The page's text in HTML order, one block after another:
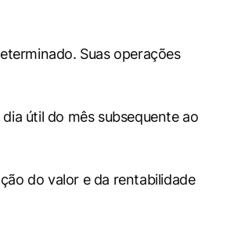
Suas operações
útil do mês subsequente ao
do valor e da rentabilidade